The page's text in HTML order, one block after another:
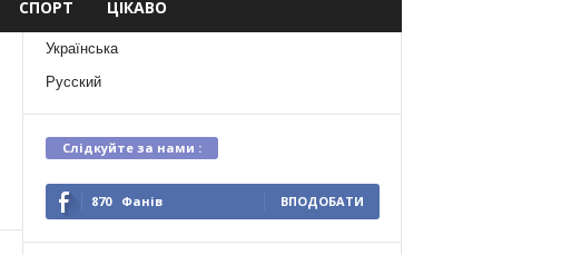
СПОРТ ЦІКАВО
Українська
Русский
Слідкуйте за нами :
870 Фанів ВПОДОБАТИ